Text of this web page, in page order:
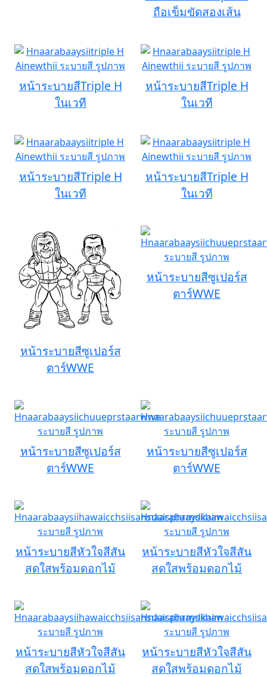
ถือเข็มขัดสองเส้น
หน้าระบายสีTriple H
ในเวที
หน้าระบายสีTriple H
ในเวที
หน้าระบายสีTriple H
ในเวที
หน้าระบายสีTriple H
ในเวที
หน้าระบายสีซูเปอร์ส
ตาร์WWE
หน้าระบายสีซูเปอร์ส
ตาร์WWE
หน้าระบายสีซูเปอร์ส
ตาร์WWE
หน้าระบายสีซูเปอร์ส
ตาร์WWE
หน้าระบายสีหัวใจสีสัน
สดใสพร้อมดอกไม้
หน้าระบายสีหัวใจสีสัน
สดใสพร้อมดอกไม้
หน้าระบายสีหัวใจสีสัน
สดใสพร้อมดอกไม้
หน้าระบายสีหัวใจสีสัน
สดใสพร้อมดอกไม้